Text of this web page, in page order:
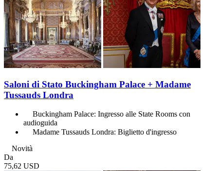
Saloni di Stato Buckingham Palace + Madame
Tussauds Londra
Buckingham Palace: Ingresso alle State Rooms con
audioguida
Madame Tussauds Londra: Biglietto d'ingresso
Novità
Da
75,62 USD